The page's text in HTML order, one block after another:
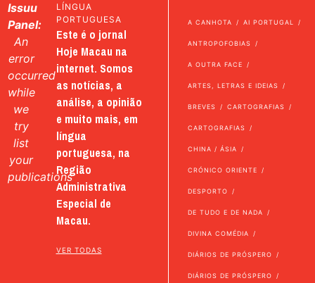
Issuu
Panel:
An
error
occurred
while
we
try
list
your
publications
LÍNGUA
PORTUGUESA
Este é o jornal
Hoje Macau na
internet. Somos
as notícias, a
análise, a opinião
e muito mais, em
língua
portuguesa, na
Região
Administrativa
Especial de
Macau.
VER TODAS
A CANHOTA AI PORTUGAL
ANTROPOFOBIAS
A OUTRA FACE
ARTES, LETRAS E IDEIAS
BREVES CARTOGRAFIAS
CARTOGRAFIAS
CHINA / ÁSIA
CRÓNICO ORIENTE
DESPORTO
DE TUDO E DE NADA
DIVINA COMÉDIA
DIÁRIOS DE PRÓSPERO
DIÁRIOS DE PRÓSPERO